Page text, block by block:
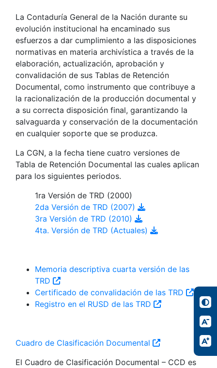
La Contaduría General de la Nación durante su
evolución institucional ha encaminado sus
esfuerzos a dar cumplimiento a las disposiciones
normativas en materia archivística a través de la
elaboración, actualización, aprobación y
convalidación de sus Tablas de Retención
Documental, como instrumento que contribuye a
la racionalización de la producción documental y
a su correcta disposición final, garantizando la
salvaguarda y conservación de la documentación
en cualquier soporte que se produzca.
La CGN, a la fecha tiene cuatro versiones de
Tabla de Retención Documental las cuales aplican
para los siguientes periodos.
1ra Versión de TRD (2000)
2da Versión de TRD (2007)
3ra Versión de TRD (2010)
4ta. Versión de TRD (Actuales)
Memoria descriptiva cuarta versión de las
TRD
Certificado de convalidación de las TRD
Registro en el RUSD de las TRD
Cuadro de Clasificación Documental
El Cuadro de Clasificación Documental – CCD es